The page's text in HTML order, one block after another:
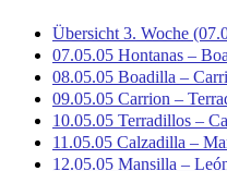
Übersicht 3. Woche
07.05.05 Hontanas –
08.05.05 Boadilla –
09.05.05 Carrion –
10.05.05 Terradillos –
11.05.05 Calzadilla –
12.05.05 Mansilla –